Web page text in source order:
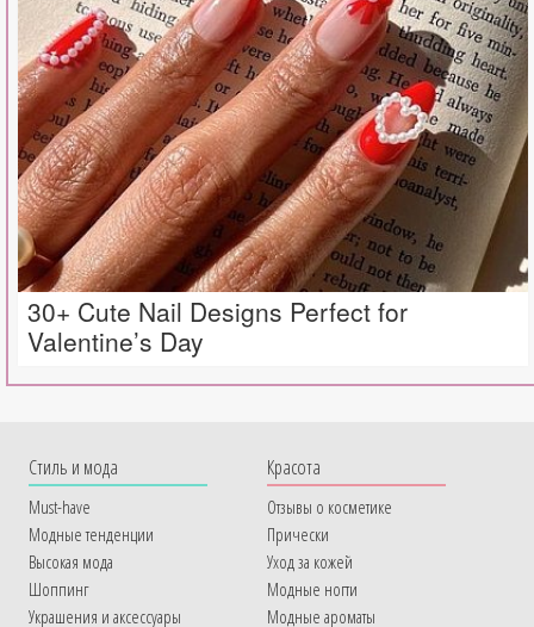
30+ Cute Nail Designs Perfect for
Valentine’s Day
Cтиль и мода
Must-have
Модные тенденции
Высокая мода
Шоппинг
Украшения и аксессуары
Красота
Отзывы о косметике
Прически
Уход за кожей
Модные ногти
Модные ароматы